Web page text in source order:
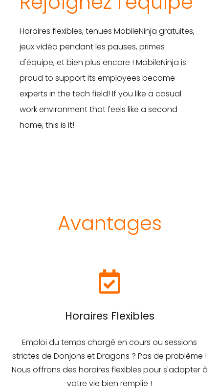
Horaires flexibles, tenues MobileNinja gratuites,
jeux vidéo pendant les pauses, primes
d'équipe, et bien plus encore ! MobileNinja is
proud to support its employees become
experts in the tech field! If you like a casual
work environment that feels like a second
home, this is it!
Avantages
Horaires Flexibles
Emploi du temps chargé en cours ou sessions
strictes de Donjons et Dragons ? Pas de problème !
Nous offrons des horaires flexibles pour s'adapter à
votre vie bien remplie !